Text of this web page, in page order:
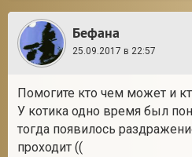
Бефана
25.09.2017 в 22:57
Помогите кто чем может и
У котика одно время был
тогда появилось
проходит ((